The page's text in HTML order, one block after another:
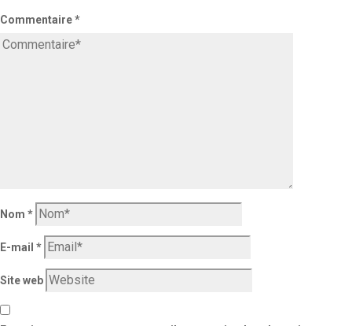
Commentaire*
Nom *
E-mail *
Site web